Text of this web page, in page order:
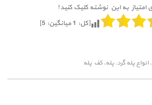
امتیاز به این نوشته کلیک کنید!
[کل: 1میانگین: 5
]
, انواع پله گرد, پله, کف پله